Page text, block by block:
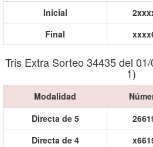
Inicial
Final
Tris Extra Sorteo 34435 del
1)
Modalidad
Directa de 5
Directa de 4